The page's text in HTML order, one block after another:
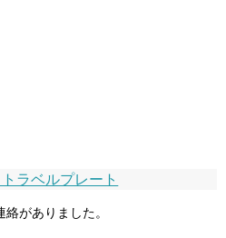
ラベルプレート
がありました。